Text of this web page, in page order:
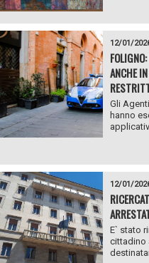
12/01/
ANCHE
Gli
hanno
12/01/
E` stato
cittadino